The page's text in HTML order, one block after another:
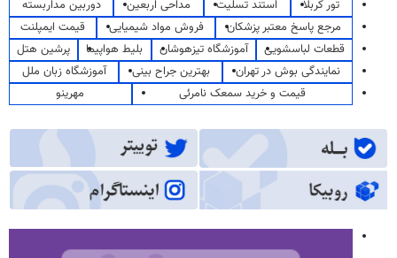
تور کربلا
استند تسلیت مداحی اربعین
دوربین مداربسته
مرجع پاسخ معتبر پزشکان
فروش مواد شیمیایی
قیمت ایمپلنت
قطعات لباسشویی
آموزشگاه تیزهوشان بلیط هواپیما
پرشین هتل
نمایندگی بوش در تهران
بهترین جراح بینی
آموزشگاه زبان ملل
قیمت و خرید سمعک نامرئی
مهرینو